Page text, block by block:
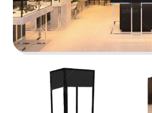
VINFAST
Showroom VinFast Bến
phong cách hiện đại, tạo sự
tiếp cận với khách